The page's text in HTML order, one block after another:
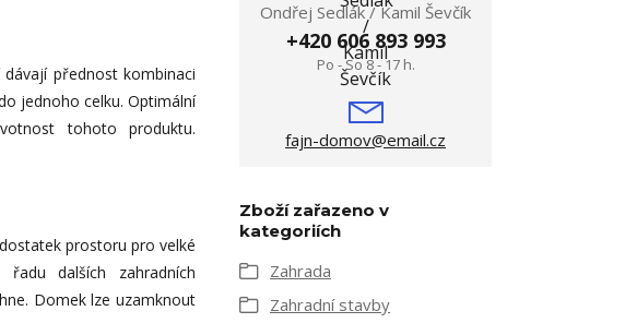
přednost kombinaci
jednoho celku. Optimální
tohoto produktu.
prostoru pro velké
dalších zahradních
Domek lze uzamknout
Ondřej Sedlák / Kamil Ševčík
+420 606 893 993
Po - So 8 - 17 h.
fajn-domov@email.cz
Zboží zařazeno v
kategoriích
Zahrada
Zahradní stavby